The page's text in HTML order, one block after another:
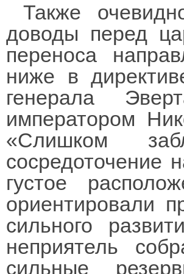
Также
доводы перед
переноса
ниже в
генерала
императором
«Слишком
сосредоточение
густое
ориентировали
сильного
неприятель
сильные